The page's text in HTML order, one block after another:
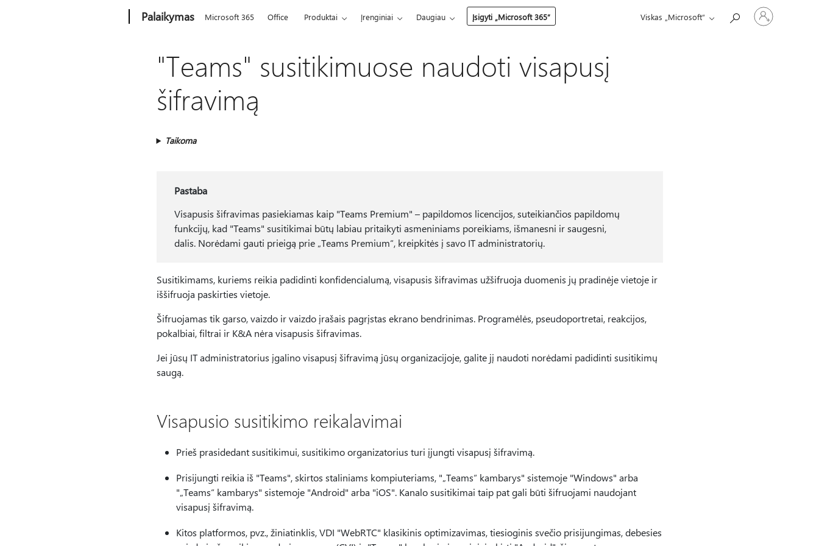
Palaikymas Microsoft 365 Office Produktai Įrenginiai Daugiau Įsigyti „Microsoft 365“ Viskas „Microsoft“
Prisijunkite
prie
paskyros
"Teams" susitikimuose naudoti visapusį
šifravimą
Taikoma
Pastaba
Visapusis šifravimas pasiekiamas kaip "Teams Premium" – papildomos licencijos, suteikiančios papildomų
funkcijų, kad "Teams" susitikimai būtų labiau pritaikyti asmeniniams poreikiams, išmanesni ir saugesni,
dalis. Norėdami gauti prieigą prie „Teams Premium“, kreipkitės į savo IT administratorių.
Susitikimams, kuriems reikia padidinti konfidencialumą, visapusis šifravimas užšifruoja duomenis jų pradinėje vietoje ir
iššifruoja paskirties vietoje.
Šifruojamas tik garso, vaizdo ir vaizdo įrašais pagrįstas ekrano bendrinimas. Programėlės, pseudoportretai, reakcijos,
pokalbiai, filtrai ir K&A nėra visapusis šifravimas.
Jei jūsų IT administratorius įgalino visapusį šifravimą jūsų organizacijoje, galite jį naudoti norėdami padidinti susitikimų
saugą.
Visapusio susitikimo reikalavimai
Prieš prasidedant susitikimui, susitikimo organizatorius turi įjungti visapusį šifravimą.
Prisijungti reikia iš "Teams", skirtos staliniams kompiuteriams, "„Teams“ kambarys" sistemoje "Windows" arba
"„Teams“ kambarys" sistemoje "Android" arba "iOS". Kanalo susitikimai taip pat gali būti šifruojami naudojant
visapusį šifravimą.
Kitos platformos, pvz., žiniatinklis, VDI "WebRTC" klasikinis optimizavimas, tiesioginis svečio prisijungimas, debesies